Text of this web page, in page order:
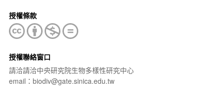
授權條款
授權聯絡窗口
請洽請洽中央研究院生物多樣性研究中心
email：biodiv@gate.sinica.edu.tw